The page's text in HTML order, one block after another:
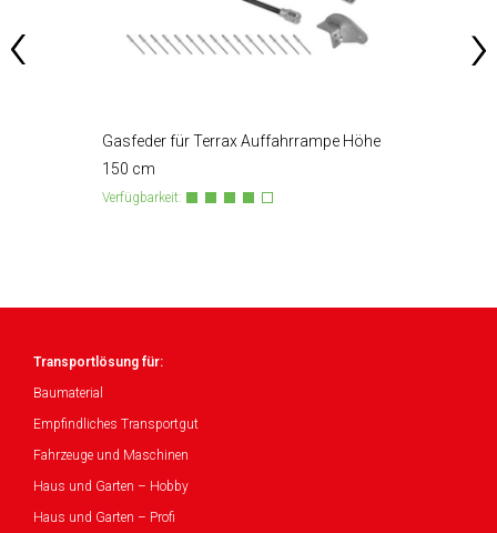
Gasfeder für Terrax Auffahrrampe Höhe
150 cm
Verfügbarkeit:
Transportlösung für:
Baumaterial
Empfindliches Transportgut
Fahrzeuge und Maschinen
Haus und Garten – Hobby
Haus und Garten – Profi